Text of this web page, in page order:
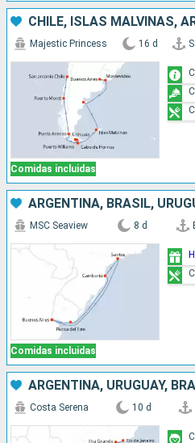
Comidas incluidas
Majestic Princess 16 d
ARGENTINA, BRASIL,
Comidas incluidas
MSC Seaview 8 d
ARGENTINA, URUGUAY,
Costa Serena 10 d